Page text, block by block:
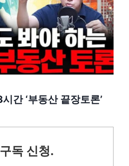
간 ‘부동산 끝장토론’
독 신청.